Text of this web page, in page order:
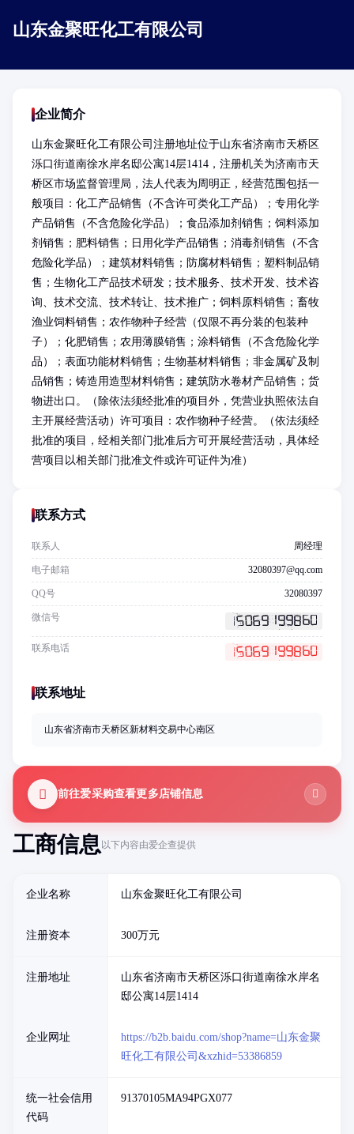
山东金聚旺化工有限公司
工商信息以下内容由爱企查提供
企业名称 山东金聚旺化工有限公司
注册资本 300万元
注册地址
山东省济南市天桥区泺口街道南徐水岸名
邸公寓14层1414
企业网址
https://b2b.baidu.com/shop?name=山东金聚
旺化工有限公司&xzhid=53386859
统一社会信用
代码
91370105MA94PGX077
企业简介
山东金聚旺化工有限公司注册地址位于山东省济南市天桥区
泺口街道南徐水岸名邸公寓14层1414，注册机关为济南市天
桥区市场监督管理局，法人代表为周明正，经营范围包括一
般项目：化工产品销售（不含许可类化工产品）；专用化学
产品销售（不含危险化学品）；食品添加剂销售；饲料添加
剂销售；肥料销售；日用化学产品销售；消毒剂销售（不含
危险化学品）；建筑材料销售；防腐材料销售；塑料制品销
售；生物化工产品技术研发；技术服务、技术开发、技术咨
询、技术交流、技术转让、技术推广；饲料原料销售；畜牧
渔业饲料销售；农作物种子经营（仅限不再分装的包装种
子）；化肥销售；农用薄膜销售；涂料销售（不含危险化学
品）；表面功能材料销售；生物基材料销售；非金属矿及制
品销售；铸造用造型材料销售；建筑防水卷材产品销售；货
物进出口。（除依法须经批准的项目外，凭营业执照依法自
主开展经营活动）许可项目：农作物种子经营。（依法须经
批准的项目，经相关部门批准后方可开展经营活动，具体经
营项目以相关部门批准文件或许可证件为准）
联系方式
联系人 周经理
电子邮箱 32080397@qq.com
QQ号 32080397
微信号
联系电话
联系地址
山东省济南市天桥区新材料交易中心南区
前往爱采购查看更多店铺信息